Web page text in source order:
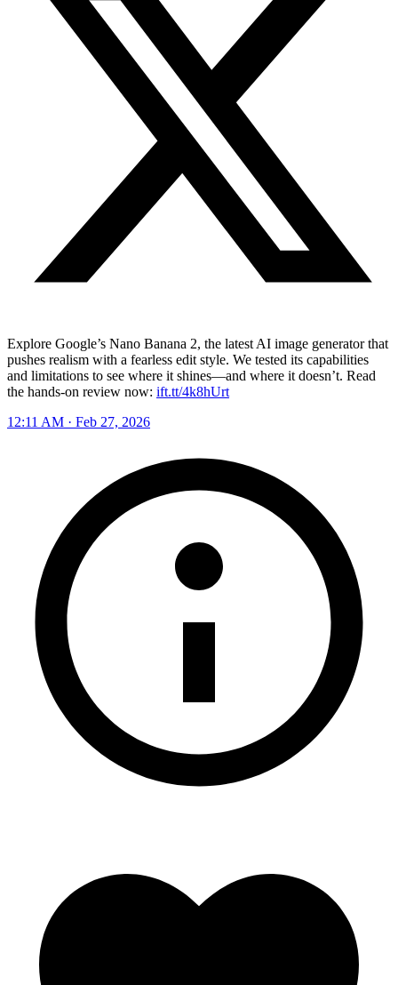
Explore Google’s Nano Banana 2, the latest AI image generator that
pushes realism with a fearless edit style. We tested its capabilities
and limitations to see where it shines—and where it doesn’t. Read
the hands-on review now: ift.tt/4k8hUrt
12:11 AM · Feb 27, 2026